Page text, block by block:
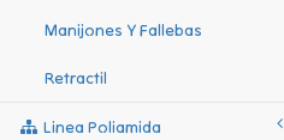
Manijones Y Fallebas
Retractil
Linea Poliamida